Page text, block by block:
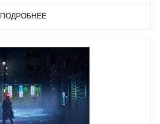
ПОДРОБНЕЕ